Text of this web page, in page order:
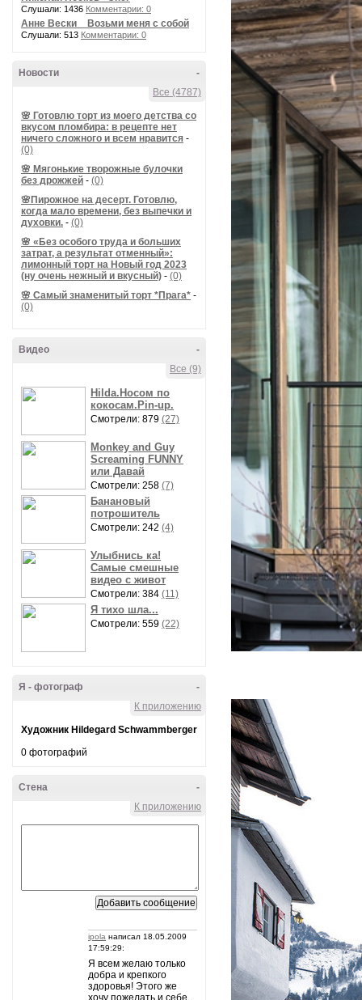
Слушали: 1436 Комментарии: 0
Анне Вески _ Возьми меня с собой
Слушали: 513 Комментарии: 0
-
Новости
Все (4787)
🌸 Готовлю торт из моего детства со
вкусом пломбира: в рецепте нет
ничего сложного и всем нравится -
(0)
🌸 Мягонькие творожные булочки
без дрожжей - (0)
🌸Пирожное на десерт. Готовлю,
когда мало времени, без выпечки и
духовки. - (0)
🌸 «Без особого труда и больших
затрат, а результат отменный»:
лимонный торт на Новый год 2023
(ну очень нежный и вкусный) - (0)
🌸 Самый знаменитый торт *Прага* -
(0)
-
Видео
Все (9)
Hilda.Носом по
кокосам.Pin-up.
Смотрели: 879 (27)
Monkey and Guy
Screaming FUNNY
или Давай
Смотрели: 258 (7)
Банановый
потрошитель
Смотрели: 242 (4)
Улыбнись ка!
Самые смешные
видео с живот
Смотрели: 384 (11)
Я тихо шла...
Смотрели: 559 (22)
-
Я - фотограф
К приложению
Художник Hildegard Schwammberger
0 фотографий
-
Стена
К приложению
ipola написал 18.05.2009
17:59:29:
Я всем желаю только
добра и крепкого
здоровья! Этого же
хочу пожелать и себе,